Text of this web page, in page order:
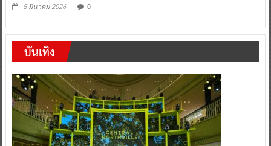
5 มีนาคม 2026 0
บันเทิง